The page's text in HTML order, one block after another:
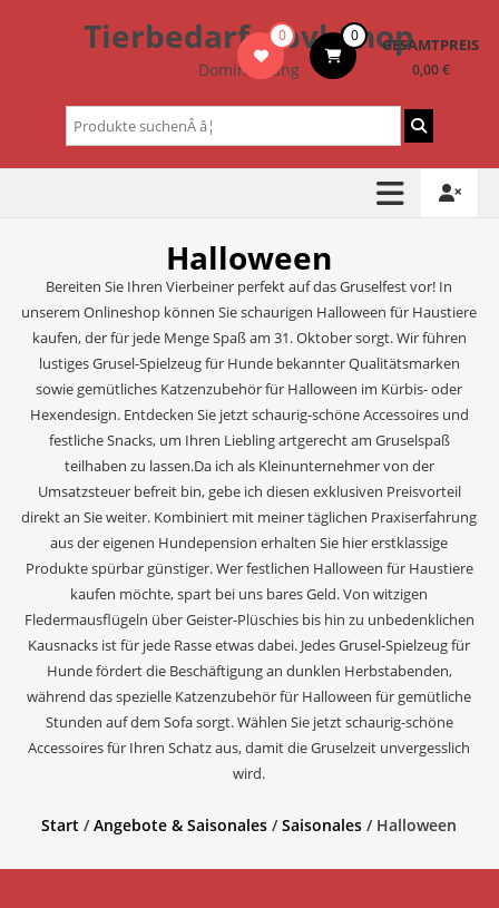
Tierbedarf – bvl-Shop
Dominik Lang
0 0 GESAMTPREIS
0,00 €
Suchen
nach:
Halloween
Bereiten Sie Ihren Vierbeiner perfekt auf das Gruselfest vor! In
unserem Onlineshop können Sie schaurigen Halloween für Haustiere
kaufen, der für jede Menge Spaß am 31. Oktober sorgt. Wir führen
lustiges Grusel-Spielzeug für Hunde bekannter Qualitätsmarken
sowie gemütliches Katzenzubehör für Halloween im Kürbis- oder
Hexendesign. Entdecken Sie jetzt schaurig-schöne Accessoires und
festliche Snacks, um Ihren Liebling artgerecht am Gruselspaß
teilhaben zu lassen.Da ich als Kleinunternehmer von der
Umsatzsteuer befreit bin, gebe ich diesen exklusiven Preisvorteil
direkt an Sie weiter. Kombiniert mit meiner täglichen Praxiserfahrung
aus der eigenen Hundepension erhalten Sie hier erstklassige
Produkte spürbar günstiger. Wer festlichen Halloween für Haustiere
kaufen möchte, spart bei uns bares Geld. Von witzigen
Fledermausflügeln über Geister-Plüschies bis hin zu unbedenklichen
Kausnacks ist für jede Rasse etwas dabei. Jedes Grusel-Spielzeug für
Hunde fördert die Beschäftigung an dunklen Herbstabenden,
während das spezielle Katzenzubehör für Halloween für gemütliche
Stunden auf dem Sofa sorgt. Wählen Sie jetzt schaurig-schöne
Accessoires für Ihren Schatz aus, damit die Gruselzeit unvergesslich
wird.
Start /Angebote & Saisonales /Saisonales / Halloween